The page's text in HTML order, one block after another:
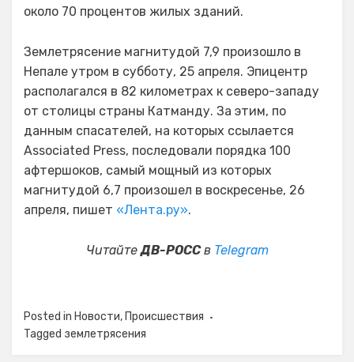
около 70 процентов жилых зданий.
Землетрясение магнитудой 7,9 произошло в
Непале утром в субботу, 25 апреля. Эпицентр
располагался в 82 километрах к северо-западу
от столицы страны Катманду. За этим, по
данным спасателей, на которых ссылается
Associated Press, последовали порядка 100
афтершоков, самый мощный из которых
магнитудой 6,7 произошел в воскресенье, 26
апреля, пишет «Лента.ру».
ЧитайтеДВ-РОССв Telegram
Posted in Новости, Происшествия
Tagged землетрясения